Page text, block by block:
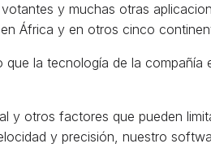
y muchas otras
África y en otros cinco
que la tecnología de la compañía
y otros factores que pueden
y precisión, nuestro